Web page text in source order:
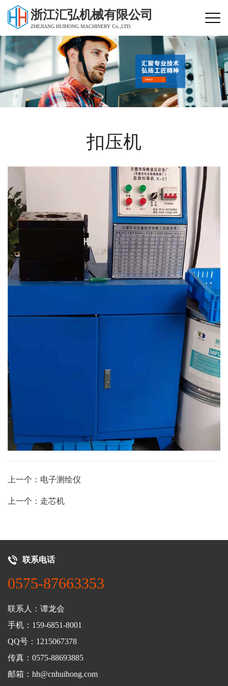
浙江汇弘机械有限公司
ZHEJIANG HUIHONG MACHINERY Co.,LTD.
扣压机
上一个：电子测绘仪
上一个：走芯机
联系电话
0575-87663353
联系人：谭龙会
手机：159-6851-8001
QQ号：1215067378
传真：0575-88693885
邮箱：hh@cnhuihong.com